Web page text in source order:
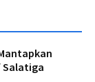
Salatiga